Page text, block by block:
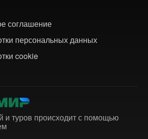
соглашение
персональных данных
cookie
и туров происходит с помощью